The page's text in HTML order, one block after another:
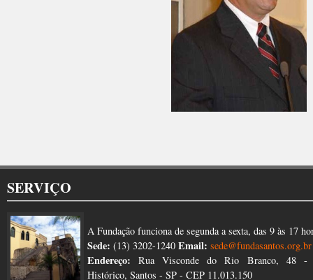
SERVIÇO
A Fundação funciona de segunda a sexta, das 9 às 17
Sede: (13) 3202-1240 Email: sede@fundasantos.org.br
Endereço: Rua Visconde do Rio Branco, 48 -
Histórico, Santos - SP - CEP 11.013.150